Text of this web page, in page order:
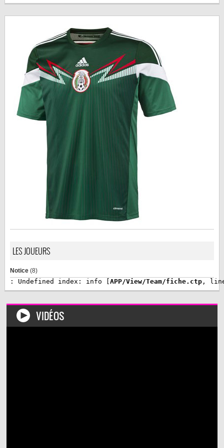
LES JOUEURS
Notice (8)
: Undefined index: info [APP/View/Team/fiche.ctp,
VIDÉOS